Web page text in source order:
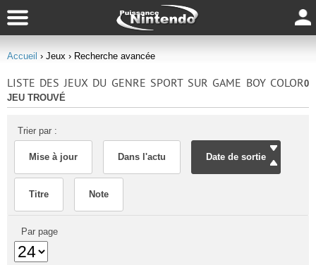
Accueil › Jeux › Recherche avancée
LISTE DES JEUX DU GENRE SPORT SUR GAME BOY COLOR0
JEU TROUVÉ
Trier par :
Mise à jour Dans l'actu Date de sortie
Titre Note
Par page